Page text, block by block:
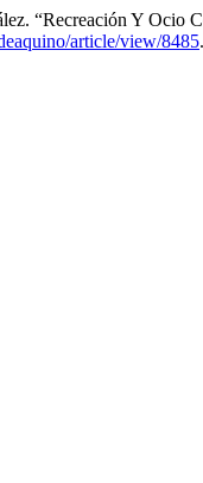
“Recreación Y Ocio
article/view/8485.